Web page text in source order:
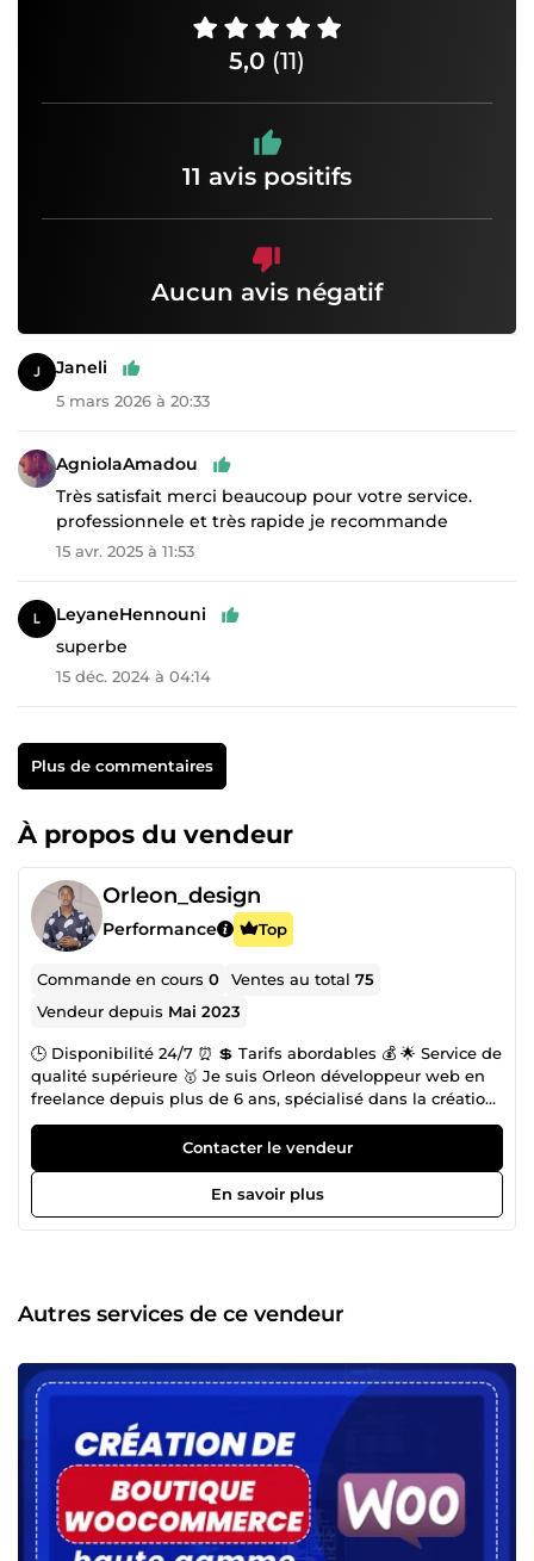
5,0 (11)
11 avis positifs
Aucun avis négatif
Janeli
5 mars 2026 à 20:33
AgniolaAmadou
Très satisfait merci beaucoup pour votre service.
professionnele et très rapide je recommande
15 avr. 2025 à 11:53
LeyaneHennouni
superbe
15 déc. 2024 à 04:14
Plus de commentaires
À propos du vendeur
Orleon_design
Performance Top
Commande en cours0 Ventes au total75
Vendeur depuis Mai 2023
🕒 Disponibilité 24/7 ⏰ 💲 Tarifs abordables 💰 🌟 Service de
qualité supérieure 🥇 Je suis Orleon développeur web en
freelance depuis plus de 6 ans, spécialisé dans la création
de sites PrestaShop, Shopify et WordPress. ✅ Plus de 06
ans d'expérience en développement de sites PrestaShop,
Shopify et WordPress. ✅ Réalisation de nombreux sites
pour des entreprises renommées. ✅ Large gamme d'outils
spécialisés développés pour PrestaShop, Shopify et
WordPress. ✅ Spécialisation exclusive pour ces trois CMS.
Je vous accompagnerai tout au long de votre projet afin de
répondra au mieux à vos attentes.
Contacter le vendeur
En savoir plus
Autres services de ce vendeur